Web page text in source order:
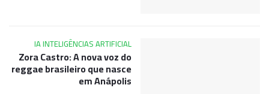
IA INTELIGÊNCIAS ARTIFICIAL
Zora Castro: A nova voz do
reggae brasileiro que nasce
em Anápolis